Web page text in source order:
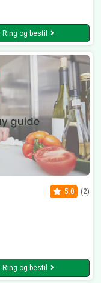
Ring og bestil
5.0 (2)
Ring og bestil